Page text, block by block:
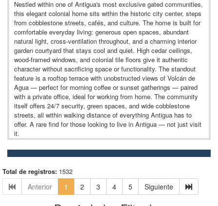
Nestled within one of Antigua's most exclusive gated communities,
this elegant colonial home sits within the historic city center, steps
from cobblestone streets, cafés, and culture. The home is built for
comfortable everyday living: generous open spaces, abundant
natural light, cross-ventilation throughout, and a charming interior
garden courtyard that stays cool and quiet. High cedar ceilings,
wood-framed windows, and colonial tile floors give it authentic
character without sacrificing space or functionality. The standout
feature is a rooftop terrace with unobstructed views of Volcán de
Agua — perfect for morning coffee or sunset gatherings — paired
with a private office, ideal for working from home. The community
itself offers 24/7 security, green spaces, and wide cobblestone
streets, all within walking distance of everything Antigua has to
offer. A rare find for those looking to live in Antigua — not just visit
it.
Total de registros: 1532
Anterior 1 2 3 4 5 Siguiente